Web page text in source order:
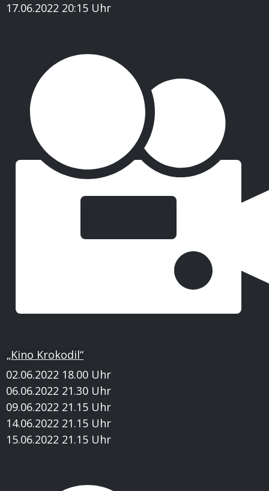
17.06.2022 20:15 Uhr
„Kino Krokodil“
02.06.2022 18.00 Uhr
06.06.2022 21.30 Uhr
09.06.2022 21.15 Uhr
14.06.2022 21.15 Uhr
15.06.2022 21.15 Uhr